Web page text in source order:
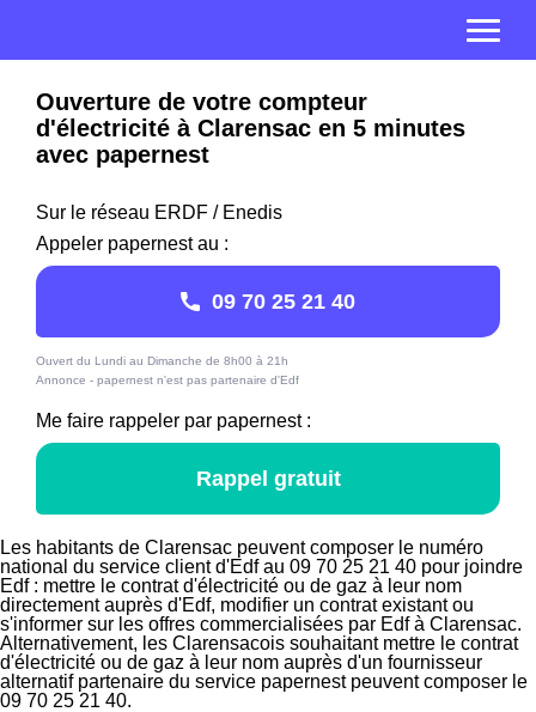
Ouverture de votre compteur
d'électricité à Clarensac en 5 minutes
avec papernest
Sur le réseau ERDF / Enedis
Appeler papernest au :
09 70 25 21 40
Ouvert du Lundi au Dimanche de 8h00 à 21h
Annonce - papernest n'est pas partenaire d'Edf
Me faire rappeler par papernest :
Rappel gratuit
Les habitants de Clarensac peuvent composer le numéro
national du service client d'Edf au 09 70 25 21 40 pour joindre
Edf : mettre le contrat d'électricité ou de gaz à leur nom
directement auprès d'Edf, modifier un contrat existant ou
s'informer sur les offres commercialisées par Edf à Clarensac.
Alternativement, les Clarensacois souhaitant mettre le contrat
d'électricité ou de gaz à leur nom auprès d'un fournisseur
alternatif partenaire du service papernest peuvent composer le
09 70 25 21 40.